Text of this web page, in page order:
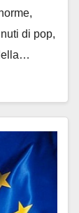
di pop,